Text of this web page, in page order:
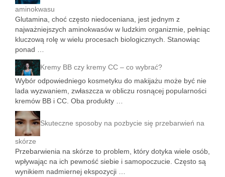
aminokwasu
Glutamina, choć często niedoceniana, jest jednym z
najważniejszych aminokwasów w ludzkim organizmie, pełniąc
kluczową rolę w wielu procesach biologicznych. Stanowiąc
ponad …
Kremy BB czy kremy CC – co wybrać?
Wybór odpowiedniego kosmetyku do makijażu może być nie
lada wyzwaniem, zwłaszcza w obliczu rosnącej popularności
kremów BB i CC. Oba produkty …
Skuteczne sposoby na pozbycie się przebarwień na
skórze
Przebarwienia na skórze to problem, który dotyka wiele osób,
wpływając na ich pewność siebie i samopoczucie. Często są
wynikiem nadmiernej ekspozycji …